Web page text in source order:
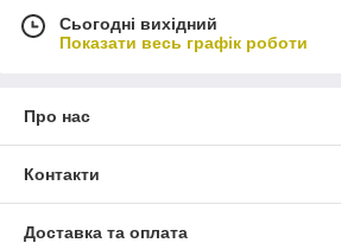
Сьогодні вихідний
Показати весь графік роботи
Про нас
Контакти
Доставка та оплата